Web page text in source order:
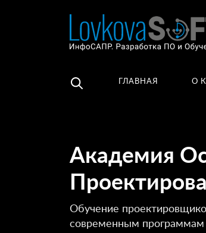
Найти
ГЛАВНАЯ О
Академия
Обучение
современным программам